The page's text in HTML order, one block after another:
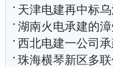
天津电建再中标
湖南火电承建的
西北电建一公司承
珠海横琴新区多联供